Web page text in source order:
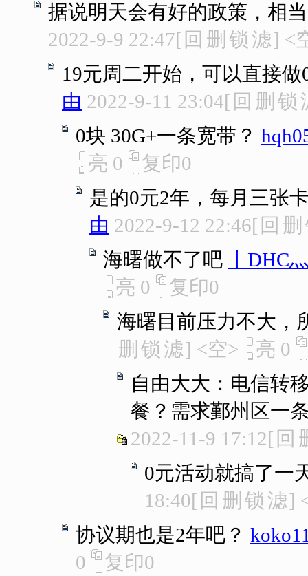
据说明天会有好的政策，相
2022-9-9 22:47[ 回 删 锁 滤] <
19元周二开始，可以直接
由 2022-9-11 23:04[ 回 删 锁
0块 30G+一条宽带？
亮 0 复印0
是的0元2年，每月三张
由 2022-9-12 22:46[ 回 删
海曙做不了吧
丨DHC
亮 0 复印0
海曙目前压力不大，
删 锁 滤] <空> 亮 0
自由大大：电信转
餐？需求鄞州区一
2022-11-9 17:12[ 回
0元活动就搞了一
18:40[ 回 删 锁 滤]
协议期也是2年吧？
0
复印0